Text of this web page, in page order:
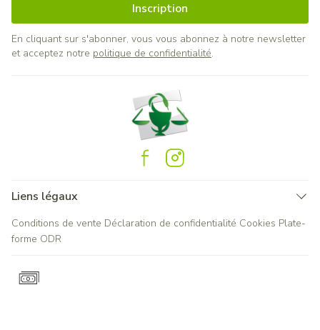
Inscription
En cliquant sur s'abonner, vous vous abonnez à notre newsletter
et acceptez notre politique de confidentialité.
Liens légaux
Conditions de vente Déclaration de confidentialité Cookies Plate-
forme ODR